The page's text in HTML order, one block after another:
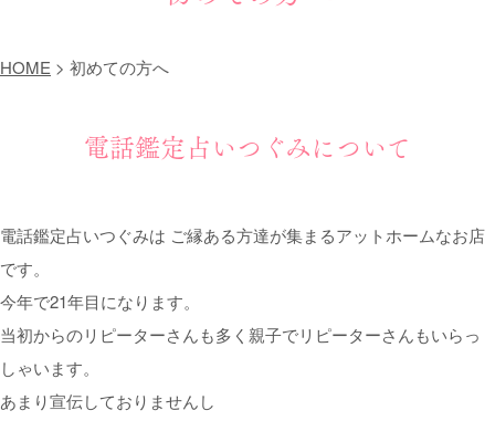
HOME > 初めての方へ
電話鑑定占いつぐみについて
電話鑑定占いつぐみは ご縁ある方達が集まるアットホームなお店
です。
今年で21年目になります。
当初からのリピーターさんも多く親子でリピーターさんもいらっ
しゃいます。
あまり宣伝しておりませんし